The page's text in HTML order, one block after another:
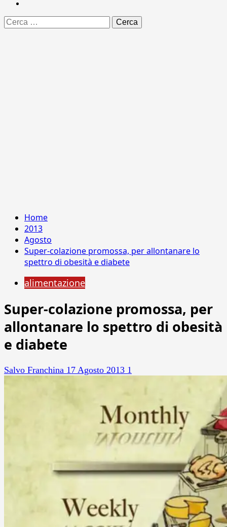
Ricerca
per:
Home
2013
Agosto
Super-colazione promossa, per allontanare lo
spettro di obesità e diabete
alimentazione
Super-colazione promossa, per
allontanare lo spettro di obesità
e diabete
Salvo Franchina 17 Agosto 2013 1